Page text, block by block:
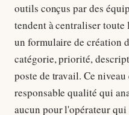
outils conçus par des
tendent à centraliser
un formulaire de création
catégorie, priorité,
poste de travail. Ce
responsable qualité qui
aucun pour l'opérateur qui